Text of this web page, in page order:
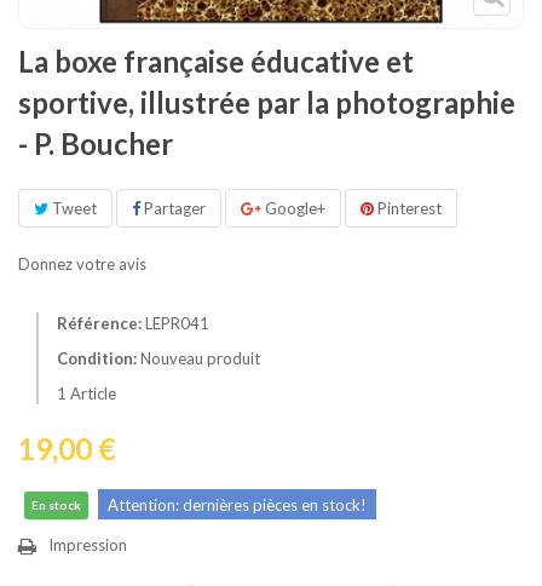
La boxe française éducative et
sportive, illustrée par la photographie
- P. Boucher
Tweet Partager Google+ Pinterest
Donnez votre avis
Référence:LEPR041
Condition:Nouveau produit
1 Article
19,00 €
En stock Attention: dernières pièces en stock!
Impression